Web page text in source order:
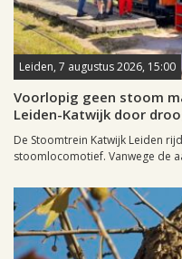
Leiden, 7 augustus 2026, 15:00
Voorlopig geen stoom
Leiden-Katwijk door
De Stoomtrein Katwijk Leiden
stoomlocomotief. Vanwege de